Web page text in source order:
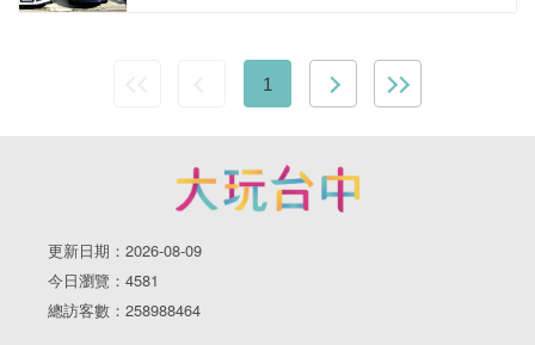
1
更新日期：2026-08-09
今日瀏覽：4581
總訪客數：258988464